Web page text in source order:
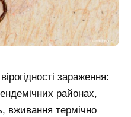
зараження:
районах,
вживання термічно